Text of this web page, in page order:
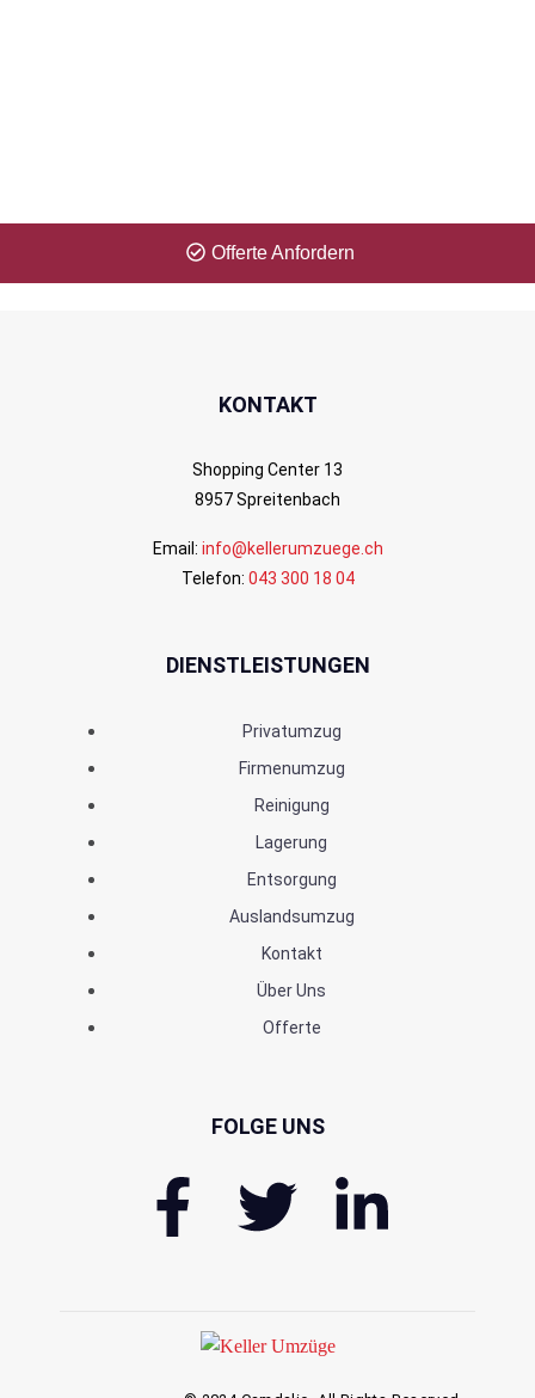
Offerte Anfordern
KONTAKT
Shopping Center 13
8957 Spreitenbach
Email: info@kellerumzuege.ch
Telefon: 043 300 18 04
DIENSTLEISTUNGEN
Privatumzug
Firmenumzug
Reinigung
Lagerung
Entsorgung
Auslandsumzug
Kontakt
Über Uns
Offerte
FOLGE UNS